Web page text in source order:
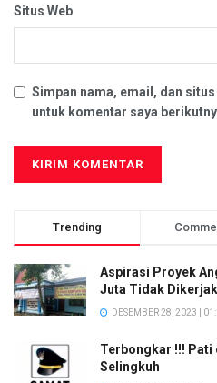
Situs Web
Simpan nama, email, dan
untuk komentar saya
Trending
Aspirasi Proyek
Juta Tidak
DESEMBER 28, 2023 |
Terbongkar !!! Pati
Selingkuh